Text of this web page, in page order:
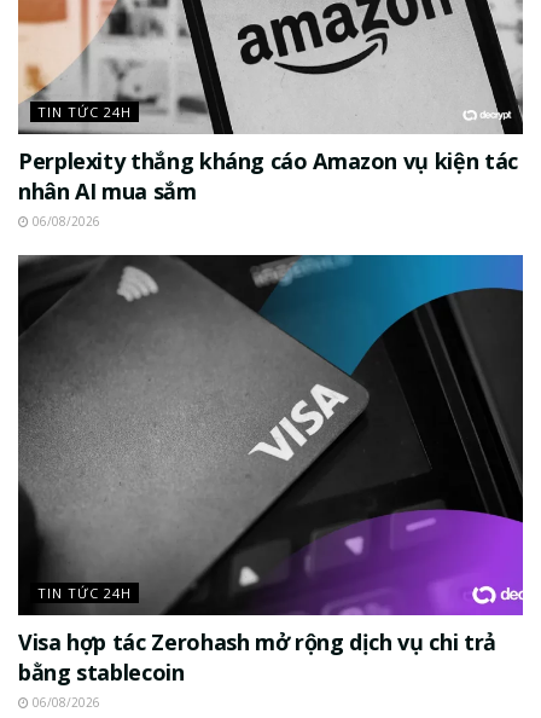
TIN TỨC 24H
Perplexity thắng kháng cáo Amazon vụ kiện tác
nhân AI mua sắm
06/08/2026
TIN TỨC 24H
Visa hợp tác Zerohash mở rộng dịch vụ chi trả
bằng stablecoin
06/08/2026